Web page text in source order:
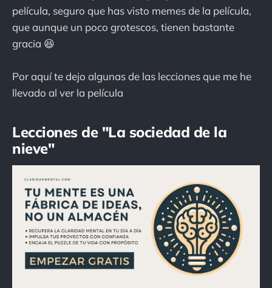
película, seguro que has visto memes de la película,
que aunque un poco grotescos, tienen bastante
gracia 😆
Por aquí te dejo algunas de las lecciones que me he
llevado al ver la película
Lecciones de "La sociedad de la
nieve"